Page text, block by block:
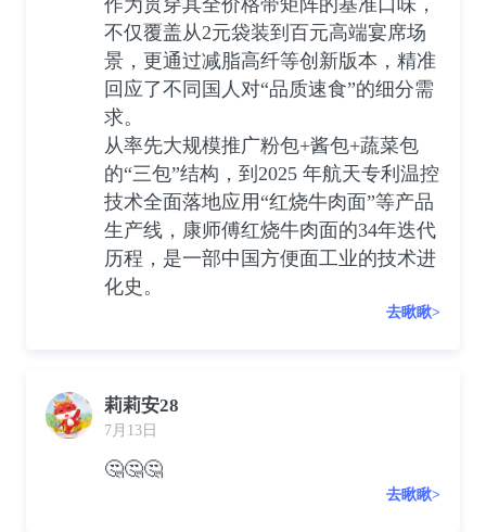
不仅覆盖从2元袋装到百元高端宴席场
景，更通过减脂高纤等创新版本，精准
回应了不同国人对“品质速食”的细分需
求。
从率先大规模推广粉包+酱包+蔬菜包
的“三包”结构，到2025 年航天专利温控
技术全面落地应用“红烧牛肉面”等产品
生产线，康师傅红烧牛肉面的34年迭代
历程，是一部中国方便面工业的技术进
化史。
去瞅瞅>
莉莉安28
7月13日
🤔🤔🤔
去瞅瞅>